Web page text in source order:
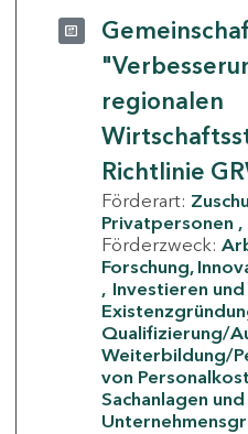
regionalen
Richtlinie
Förderart:
Privatpersonen
Förderzweck:
Forschung,
Investieren und
Qualifizierung/
Weiterbildung/
von
Sachanlagen